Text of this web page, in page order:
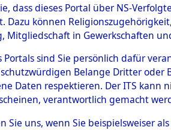
Hessen→
dass dieses Portal über NS-
Dazu können
Mitgliedschaft in Gewerkschaften
Portals sind Sie persönlich dafür
Belange Dritter
Daten respektieren. Der ITS
verantwortlich gemacht
Sie uns, wenn Sie beispielsweiser